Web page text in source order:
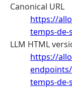
Canonical URL
https://
temps-
LLM HTML
https://
temps-de-